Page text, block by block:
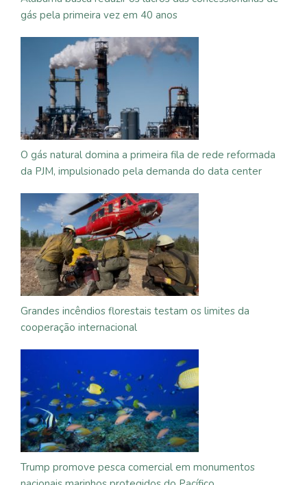
gás pela primeira vez em 40 anos
O gás natural domina a primeira fila de rede reformada
da PJM, impulsionado pela demanda do data center
Grandes incêndios florestais testam os limites da
cooperação internacional
Trump promove pesca comercial em monumentos